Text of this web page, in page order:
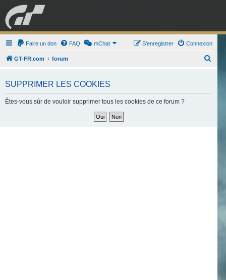
GRAN TURISMO FORUM
ESPORT BOUTIQUE
Faire un don FAQ mChat Connexion
S’enregistrer
GT-FR.com forum
h
SUPPRIMER LES COOKIES
Êtes-vous sûr de vouloir supprimer tous les cookies de ce forum ?